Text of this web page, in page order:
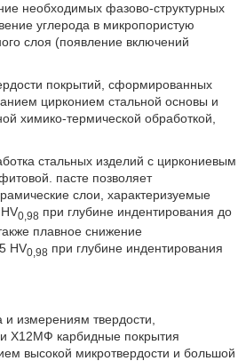
необходимых фазово-структурных
углерода в микропористую
слоя (появление включений
покрытий, сформированных
цирконием стальной основы и
химико-термической обработкой,
стальных изделий с циркониевым
пасте позволяет
слои, характеризуемые
0,98 при глубине индентирования до
плавное снижение
HV0,98 при глубине индентирования
и измерениям твердости,
Х12МФ карбидные покрытия
высокой микротвердости и большой